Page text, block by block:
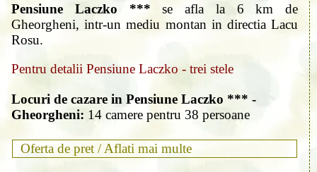
Pensiune Laczko *** se afla la 6 km de
Gheorgheni, intr-un mediu montan in directia Lacu
Rosu.
Pentru detalii Pensiune Laczko - trei stele
Locuri de cazare in Pensiune Laczko *** -
Gheorgheni: 14 camere pentru 38 persoane
Oferta de pret / Aflati mai multe